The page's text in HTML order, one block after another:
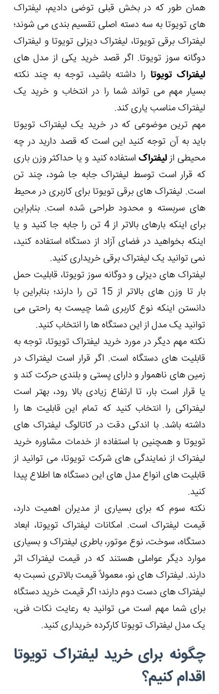
همان طور که در بخش قبلی توضی دادیم، لیفتراک
های تویوتا به سه دسته اصلی تقسیم بندی می شوند؛
لیفتراک برقی تویوتا، لیفتراک دیزلی تویوتا و لیفتراک
دوگانه سوز تویوتا. اگر قصد خرید یکی از مدل های
لیفتراک تویوتا را داشته باشید، توجه به چند نکته
بسیار مهم می تواند شما را در انتخاب و خرید یک
لیفتراک مناسب یاری کند.
مهم ترین موضوعی که در خرید یک لیفتراک تویوتا
باید به آن توجه کنید این است که قصد دارید در چه
محیطی ازلیفتراک استفاده کنید و یا حداکثر وزن باری
که قرار است توسط لیفتراک جابه جا شود، چند تن
است. لیفتراک های برقی تویوتا برای کاربری در محیط
های سربسته و محدود طراحی شده است. بنابراین
برای اینکه بارهای بالاتر از 4 تن را جابه جا کنید و یا
اینکه بخواهید در فضای آزاد از دستگاه استفاده کنید،
نمی توانید یک لیفتراک برقی خریداری کنید.
لیفتراک های دیزلی و دوگانه سوز تویوتا، قابلیت حمل
بار تا وزن های بالاتر از 15 تن را دارند؛ بنابراین با
دانستن اینکه نوع کاربری شما چیست به راحتی می
توانید یک مدل از این دستگاه ها را انتخاب کنید.
نکته مهم دیگر در مورد خرید لیفتراک تویوتا، توجه به
قابلیت های دستگاه است. اگر قرار است لیفتراک در
زمین های ناهموار و دارای پستی و بلندی حرکت کند و
یا قرار است بار، تا ارتفاع زیادی بالا رود، بهتر است
لیفتراکی را انتخاب کنید که تمام این قابلیت ها را
داشته باشد. با اندکی دقت در کاتالوگ لیفتراک های
تویوتا و همچنین با استفاده از خدمات مشاوره خرید
لیفتراک از نمایندگی های شرکت تویوتا، می توانید از
قابلیت های انواع مدل های این دستگاه ها اطلاع پیدا
کنید.
نکته سوم که برای بسیاری از مدیران اهمیت دارد،
قیمت لیفتراک است. امکانات لیفتراک تویوتا، ابعاد
دستگاه، سوخت، نوع موتور، باطری لیفتراک و بسیاری
موارد دیگر عواملی هستند که در قیمت لیفتراک اثر
دارند. لیفتراک های نو، معمولاً قیمت بالاتری نسبت به
لیفتراک های دست دوم دارند؛ اگر قیمت خرید دستگاه
برای شما مهم است می توانید به رعایت نکات فنی،
یک مدل لیفتراک تویوتا کارکرده خریداری کنید.
چگونه برای خرید لیفتراک تویوتا
اقدام کنیم؟